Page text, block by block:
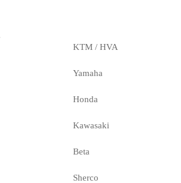
KTM / HVA
Yamaha
Honda
Kawasaki
Beta
Sherco